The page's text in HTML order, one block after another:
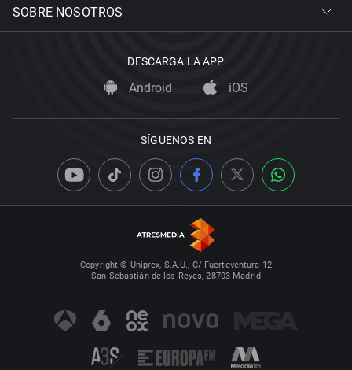
SOBRE NOSOTROS
DESCARGA LA APP
Android iOS
SÍGUENOS EN
Copyright © Uniprex, S.A.U., C/ Fuerteventura 12
San Sebastián de los Reyes, 28703 Madrid